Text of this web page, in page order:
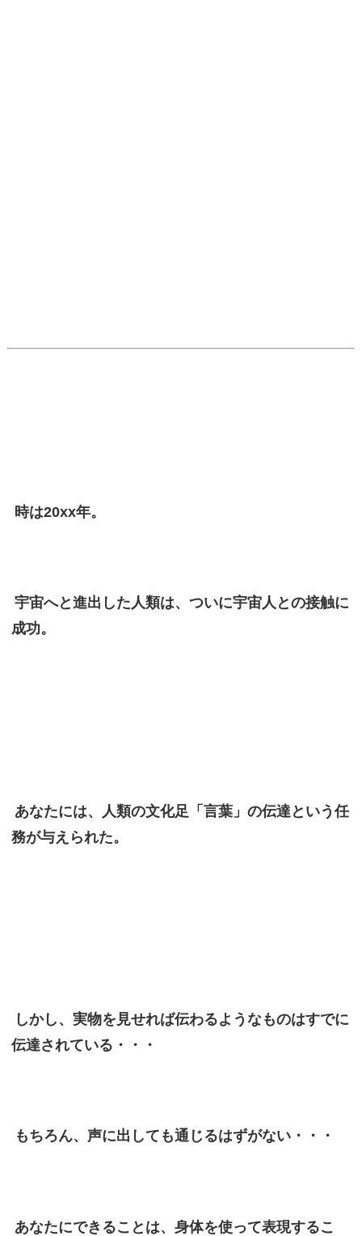
時は20xx年。
宇宙へと進出した人類は、ついに宇宙人との接触に
成功。
あなたには、人類の文化足「言葉」の伝達という任
務が与えられた。
しかし、実物を見せれば伝わるようなものはすでに
伝達されている・・・
もちろん、声に出しても通じるはずがない・・・
あなたにできることは、身体を使って表現するこ